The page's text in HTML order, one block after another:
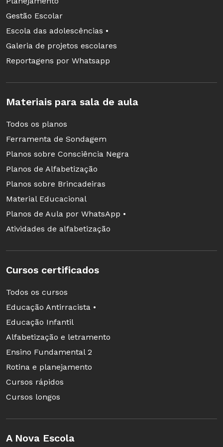
classificadas. Será registrada a discussão em
papel craft para que em outros momentos essas
idéias possam ser retomadas.
A partir das informações dos diários, dos textos
o panfleto.
6ª etapa
Essa aula será usada para a elaboração do
panfleto. Retomaremos o livro citado
anteriormente, em especial as dicas para o
ecocidadão. A partir daí, pediremos que os
alunos comecem a elaboraração dos panfletos,
lembrando que devem conter dicas sobre a
preservação do meio ambiente e propostas de
mudanças de hábito que auxiliem nessa
iniciativa. A proposta pode ser individual ou
Gestão Escolar
Escola das adolescências •
Galeria de projetos escolares
Reportagens por Whatsapp
Materiais para sala de aula
Todos os planos
Ferramenta de Sondagem
Planos sobre Consciência Negra
Planos de Alfabetização
Planos sobre Brincadeiras
Material Educacional
Planos de Aula por WhatsApp •
Atividades de alfabetização
Cursos certificados
Todos os cursos
Educação Antirracista •
Educação Infantil
Alfabetização e letramento
Ensino Fundamental 2
Rotina e planejamento
Cursos rápidos
Cursos longos
A Nova Escola